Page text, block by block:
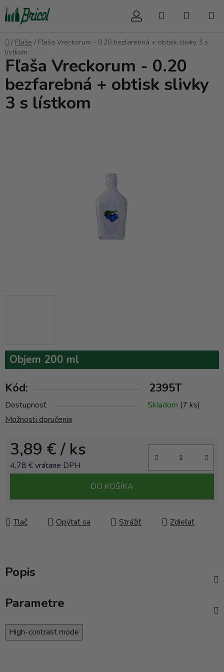
Prejsť
na
obsah
Hľadať
Domov
/ Fľaše / Fľaša Vreckorum - 0.20 bezfarebná + obtisk slivky 3 s
lístkom
Objem 200 ml
Kód: 2395T
Dostupnosť Skladom (7 ks)
Možnosti doručenia
3,89 €/ ks
4,78 € vrátane DPH
DO KOŠÍKA
Tlač Opýtať sa Strážiť Zdieľať
Fľaša Vreckorum - 0.20
bezfarebná + obtisk slivky
3 s lístkom
Popis
Parametre
High-contrast mode